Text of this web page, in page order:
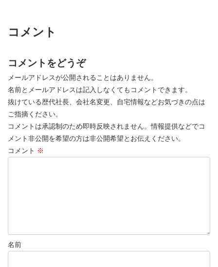
コメント
コメントをどうぞ
メールアドレスが公開されることはありません。
名前とメールアドレスは記入しなくてもコメントできます。
抜けている歴代社長、会社名変更、自宅情報などお気づきの点は
ご指摘ください。
コメントは承認制のため即時反映されません。情報提供などでコ
メント非公開を希望の方は非公開希望とお伝えください。
コメント ※
名前